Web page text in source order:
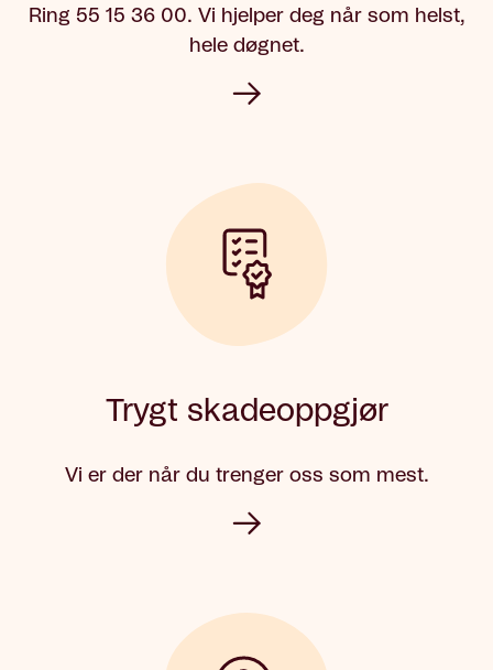
Ring 55 15 36 00. Vi hjelper deg når som helst,
hele døgnet.
Trygt skadeoppgjør
Vi er der når du trenger oss som mest.